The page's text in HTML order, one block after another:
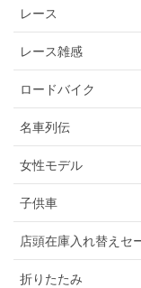
レース
レース雑感
ロードバイク
名車列伝
女性モデル
子供車
店頭在庫入れ替えセ
折りたたみ